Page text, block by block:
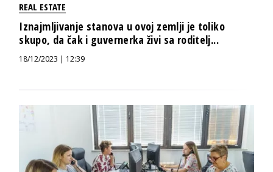
REAL ESTATE
Iznajmljivanje stanova u ovoj zemlji je toliko
skupo, da čak i guvernerka živi sa roditelj...
18/12/2023 | 12:39